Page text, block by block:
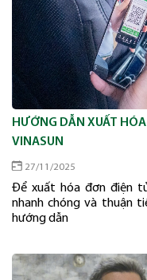
HƯỚNG DẪN XUẤT
VINASUN
27/11/2025
Để xuất hóa đơn điện
nhanh chóng và thuận
hướng dẫn